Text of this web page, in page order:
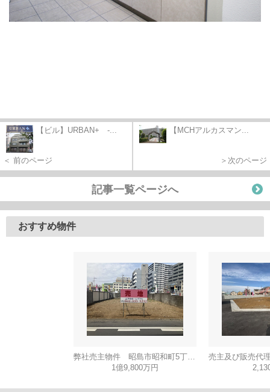
【ビル】URBAN+ -...
＜ 前のページ
【MCHアルカスマン...
＞次のページ
記事一覧ページへ
おすすめ物件
1億9,800万円